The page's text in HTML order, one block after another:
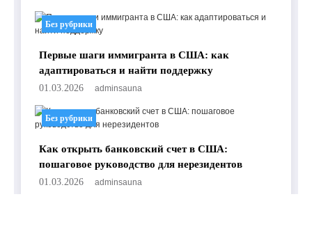
Без рубрики
Первые шаги иммигранта в США: как
адаптироваться и найти поддержку
01.03.2026 adminsauna
Без рубрики
Как открыть банковский счет в США:
пошаговое руководство для нерезидентов
01.03.2026 adminsauna